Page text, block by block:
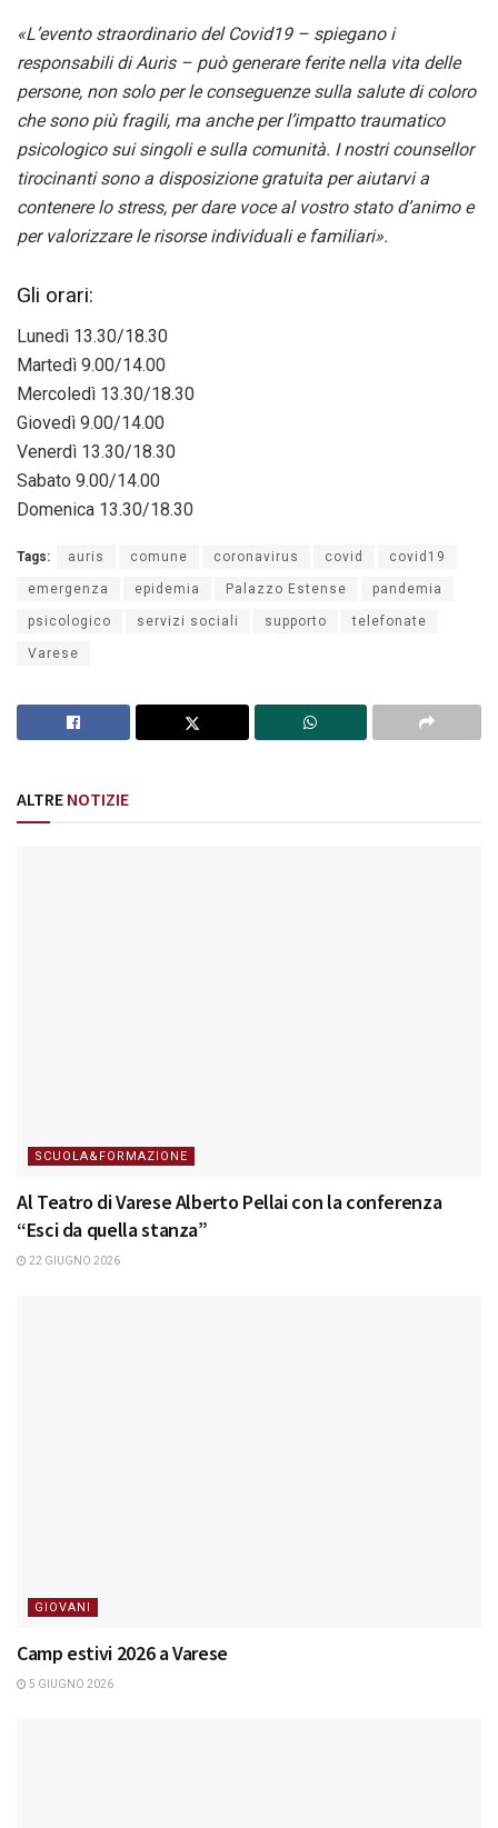
«L’evento straordinario del Covid19 – spiegano i
responsabili di Auris – può generare ferite nella vita delle
persone, non solo per le conseguenze sulla salute di coloro
che sono più fragili, ma anche per l’impatto traumatico
psicologico sui singoli e sulla comunità. I nostri counsellor
tirocinanti sono a disposizione gratuita per aiutarvi a
contenere lo stress, per dare voce al vostro stato d’animo e
per valorizzare le risorse individuali e familiari».
Gli orari:
Lunedì 13.30/18.30
Martedì 9.00/14.00
Mercoledì 13.30/18.30
Giovedì 9.00/14.00
Venerdì 13.30/18.30
Sabato 9.00/14.00
Domenica 13.30/18.30
Tags: auris comune coronavirus covid covid19
emergenza epidemia Palazzo Estense pandemia
psicologico servizi sociali supporto telefonate
Varese
ALTRE NOTIZIE
SCUOLA&FORMAZIONE
Al Teatro di Varese Alberto Pellai con la conferenza
“Esci da quella stanza”
22 GIUGNO 2026
GIOVANI
Camp estivi 2026 a Varese
5 GIUGNO 2026